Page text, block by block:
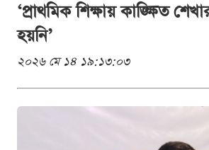
‘প্রাথমিক শিক্ষায় কাঙ্ক্ষিত
হয়নি’
২০২৬ মে ১৪ ১৯:১৩:০৩